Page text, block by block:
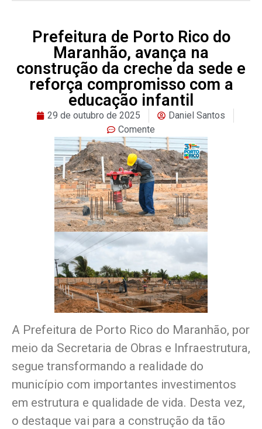
Prefeitura de Porto Rico do
Maranhão, avança na
construção da creche da sede e
reforça compromisso com a
educação infantil
29 de outubro de 2025
Daniel Santos
Comente
A Prefeitura de Porto Rico do Maranhão, por
meio da Secretaria de Obras e Infraestrutura,
segue transformando a realidade do
município com importantes investimentos
em estrutura e qualidade de vida. Desta vez,
o destaque vai para a construção da tão